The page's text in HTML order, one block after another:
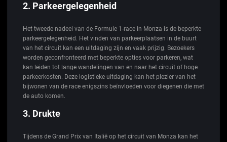
2. Parkeergelegenheid
Het tweede nadeel van de Formule 1-race in Monza is de beperkte
parkeergelegenheid. Het vinden van parkeerplaatsen in de buurt
van het circuit kan een uitdaging zijn en vaak prijzig. Bezoekers
worden geconfronteerd met beperkte opties voor parkeren, wat
kan leiden tot lange wandelingen van en naar het circuit of hoge
parkeerkosten. Deze logistieke uitdaging kan het plezier van het
bijwonen van de race enigszins beïnvloeden voor diegenen die met
de auto komen.
3. Drukte
Tijdens de Grand Prix van Italië op het circuit van Monza kan het